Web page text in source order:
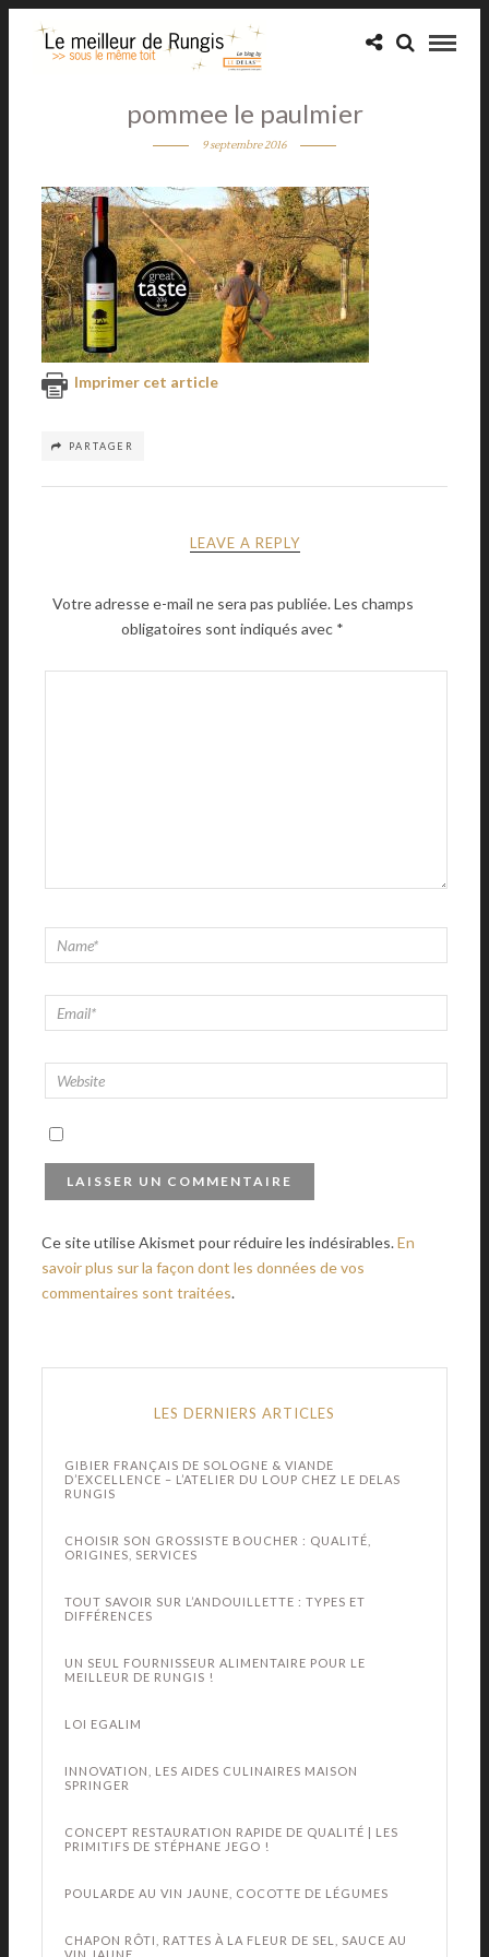
pommee le paulmier
9 septembre 2016
Imprimer cet article
PARTAGER
LEAVE A REPLY
Votre adresse e-mail ne sera pas publiée.Les champs
obligatoires sont indiqués avec *
Ce site utilise Akismet pour réduire les indésirables.En
savoir plus sur la façon dont les données de vos
commentaires sont traitées.
LES DERNIERS ARTICLES
GIBIER FRANÇAIS DE SOLOGNE & VIANDE
D’EXCELLENCE – L’ATELIER DU LOUP CHEZ LE DELAS
RUNGIS
CHOISIR SON GROSSISTE BOUCHER : QUALITÉ,
ORIGINES, SERVICES
TOUT SAVOIR SUR L’ANDOUILLETTE : TYPES ET
DIFFÉRENCES
UN SEUL FOURNISSEUR ALIMENTAIRE POUR LE
MEILLEUR DE RUNGIS !
LOI EGALIM
INNOVATION, LES AIDES CULINAIRES MAISON
SPRINGER
CONCEPT RESTAURATION RAPIDE DE QUALITÉ | LES
PRIMITIFS DE STÉPHANE JEGO !
POULARDE AU VIN JAUNE, COCOTTE DE LÉGUMES
CHAPON RÔTI, RATTES À LA FLEUR DE SEL, SAUCE AU